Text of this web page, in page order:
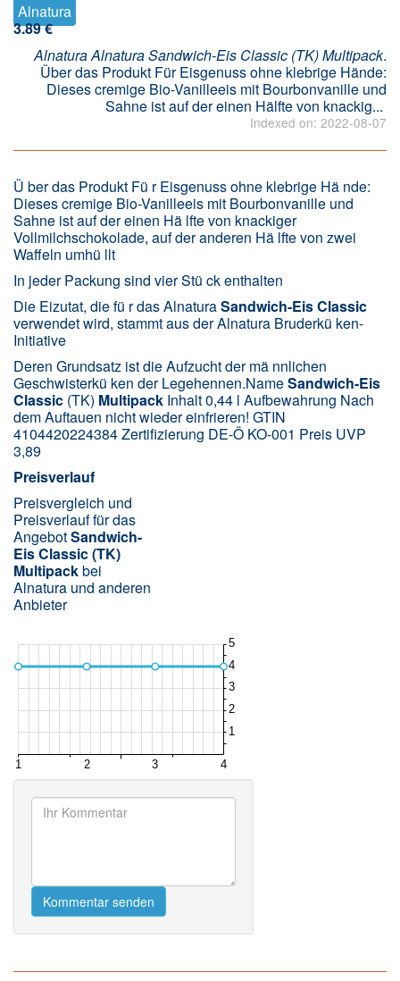
Alnatura
3.89 €
Alnatura Alnatura Sandwich-Eis Classic (TK) Multipack.
Über das Produkt Für Eisgenuss ohne klebrige Hände:
Dieses cremige Bio-Vanilleeis mit Bourbonvanille und
Sahne ist auf der einen Hälfte von knackig...
Indexed on: 2022-08-07
Ü ber das Produkt Fü r Eisgenuss ohne klebrige Hä nde:
Dieses cremige Bio-Vanilleeis mit Bourbonvanille und
Sahne ist auf der einen Hä lfte von knackiger
Vollmilchschokolade, auf der anderen Hä lfte von zwei
Waffeln umhü llt
In jeder Packung sind vier Stü ck enthalten
Die Eizutat, die fü r das AlnaturaSandwich-EisClassic
verwendet wird, stammt aus der Alnatura Bruderkü ken-
Initiative
Deren Grundsatz ist die Aufzucht der mä nnlichen
Geschwisterkü ken der Legehennen.NameSandwich-Eis
Classic (TK) Multipack Inhalt 0,44 l Aufbewahrung Nach
dem Auftauen nicht wieder einfrieren! GTIN
4104420224384 Zertifizierung DE-Ö KO-001 Preis UVP
3,89
Preisverlauf
Preisvergleich und
Preisverlauf für das
AngebotSandwich-
Eis Classic (TK)
Multipackbei
Alnatura und anderen
Anbieter
Kommentar senden